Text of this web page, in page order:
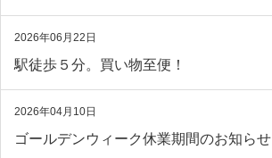
2026年06月22日
駅徒歩５分。買い物至便！
2026年04月10日
ゴールデンウィーク休業期間のお知らせ